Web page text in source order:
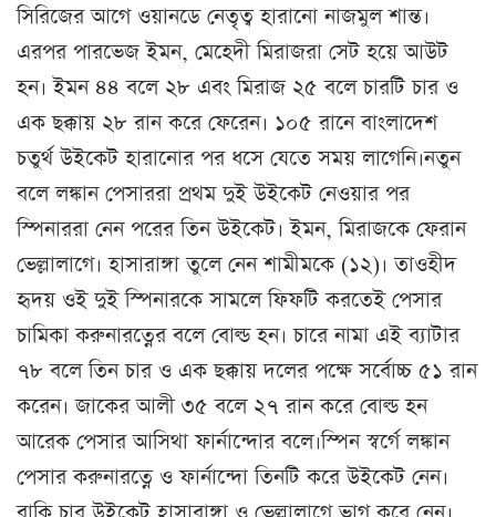
সিরিজের আগে ওয়ানডে নেতৃত্ব হারানো নাজমুল শান্ত।
এরপর পারভেজ ইমন, মেহেদী মিরাজরা সেট হয়ে আউট
হন। ইমন ৪৪ বলে ২৮ এবং মিরাজ ২৫ বলে চারটি চার ও
এক ছক্কায় ২৮ রান করে ফেরেন। ১০৫ রানে বাংলাদেশ
চতুর্থ উইকেট হারানোর পর ধসে যেতে সময় লাগেনি।নতুন
বলে লঙ্কান পেসাররা প্রথম দুই উইকেট নেওয়ার পর
স্পিনাররা নেন পরের তিন উইকেট। ইমন, মিরাজকে ফেরান
ভেল্লালাগে। হাসারাঙ্গা তুলে নেন শামীমকে (১২)। তাওহীদ
হৃদয় ওই দুই স্পিনারকে সামলে ফিফটি করতেই পেসার
চামিকা করুনারত্নের বলে বোল্ড হন। চারে নামা এই ব্যাটার
৭৮ বলে তিন চার ও এক ছক্কায় দলের পক্ষে সর্বোচ্চ ৫১ রান
করেন। জাকের আলী ৩৫ বলে ২৭ রান করে বোল্ড হন
আরেক পেসার আসিথা ফার্নান্দোর বলে।স্পিন স্বর্গে লঙ্কান
পেসার করুনারত্নে ও ফার্নান্দো তিনটি করে উইকেট নেন।